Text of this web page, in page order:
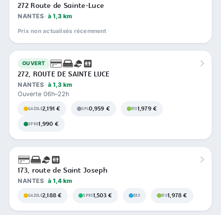
272 Route de Sainte-Luce
NANTES à 1,3 km
Prix non actualisés récemment
OUVERT
272, ROUTE DE SAINTE LUCE
NANTES à 1,3 km
Ouverte 06h–22h
GAZOLE2,191 € GPL0,959 € E101,979 €
SP981,990 €
173, route de Saint Joseph
NANTES à 1,4 km
GAZOLE2,188 € SP951,503 € E85 E101,978 €